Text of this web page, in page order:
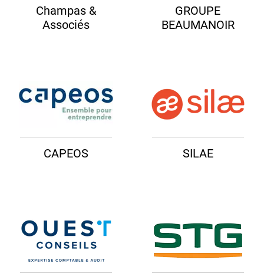
Champas &
Associés
GROUPE
BEAUMANOIR
CAPEOS SILAE